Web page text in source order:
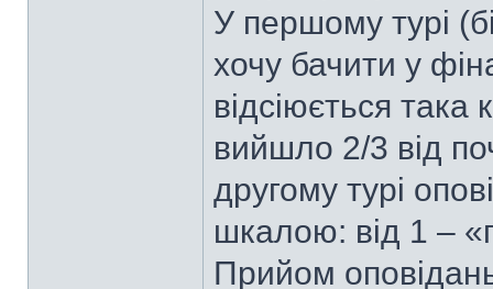
У першому турі
хочу бачити у
відсіюється така
вийшло 2/3 від
другому турі
шкалою: від 1 –
Прийом